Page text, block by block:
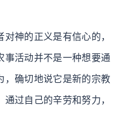
神的正义是有信心的，
事活动并不是一种想要通
，确切地说它是新的宗教
过自己的辛劳和努力，